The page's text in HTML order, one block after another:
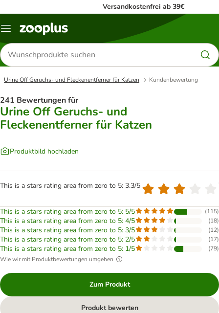
Versandkostenfrei ab 39€
Menü
Produkte
suchen
Urine Off Geruchs- und Fleckenentferner für Katzen Kundenbewertung
241 Bewertungen für
Urine Off Geruchs- und
Fleckenentferner für Katzen
Produktbild hochladen
This is a stars rating area from zero to 5: 3.3/5
This is a stars rating area from zero to 5: 5/5 (115)
This is a stars rating area from zero to 5: 4/5 (18)
This is a stars rating area from zero to 5: 3/5 (12)
This is a stars rating area from zero to 5: 2/5 (17)
This is a stars rating area from zero to 5: 1/5 (79)
Wie wir mit Produktbewertungen umgehen
Zum Produkt
Produkt bewerten